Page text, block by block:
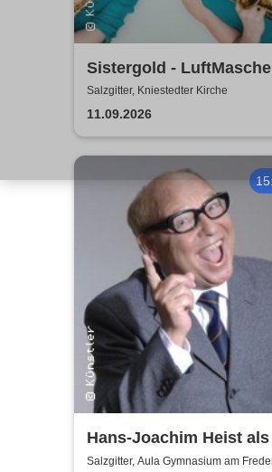
Sistergold -
Salzgitter, Kniestedter Kirche
11.09.2026
Hans-Joachim Heist als
Erhard - Noch'n Gedicht
Salzgitter, Aula Gymnasium am